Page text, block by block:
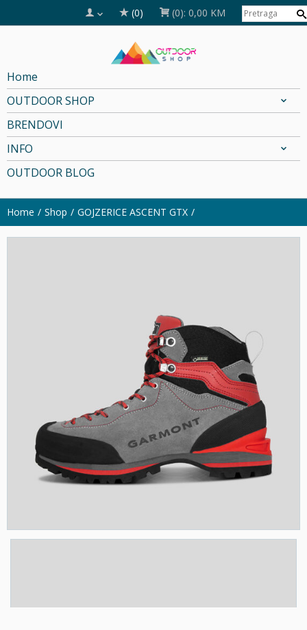
(0) (0): 0,00 KM
Home
OUTDOOR SHOP
BRENDOVI
INFO
OUTDOOR BLOG
Home Shop GOJZERICE ASCENT GTX